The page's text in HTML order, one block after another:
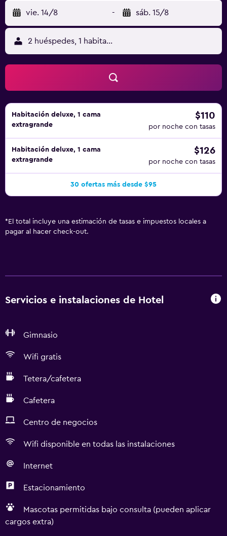
personas de negocios incluyen escritorio y sillas de
oficina, además de teléfono; se ofrecen llamadas locales
gratuitas (pueden existir restricciones). Las habitaciones
también incluyen tabla de planchar con plancha y un
ventilador. Se ofrece servicio de limpieza a petición. Los
servicios de ocio y esparcimiento en este hotel incluyen
vie. 14/8 - sáb. 15/8
2 huéspedes, 1 habitación
Habitación deluxe, 1 cama
extragrande
$110
por noche con tasas
Habitación deluxe, 1 cama
extragrande
$126
por noche con tasas
30 ofertas más desde $95
* El total incluye una estimación de tasas e impuestos locales a
pagar al hacer check-out.
Servicios e instalaciones de Hotel
Gimnasio
Wifi gratis
Tetera/cafetera
Cafetera
Centro de negocios
Wifi disponible en todas las instalaciones
Internet
Estacionamiento
Mascotas permitidas bajo consulta (pueden aplicar
cargos extra)